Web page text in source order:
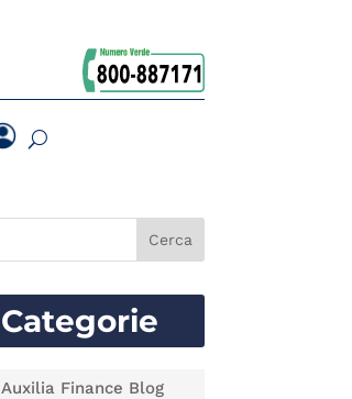
Categorie
Auxilia Finance Blog